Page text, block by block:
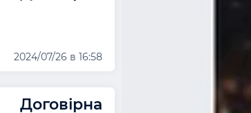
2024/07/26 в 16:58
Договірна